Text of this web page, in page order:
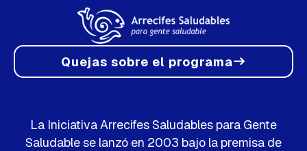
Quejas sobre el programaeast
La Iniciativa Arrecifes Saludables para Gente
Saludable se lanzó en 2003 bajo la premisa de